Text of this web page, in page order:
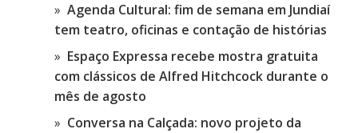
Agenda Cultural: fim de semana em Jundiaí
tem teatro, oficinas e contação de histórias
Espaço Expressa recebe mostra gratuita
com clássicos de Alfred Hitchcock durante o
mês de agosto
Conversa na Calçada: novo projeto da